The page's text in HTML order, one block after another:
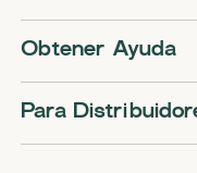
Obtener Ayuda
Para